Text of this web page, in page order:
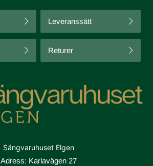
Leveranssätt
Returer
Sängvaruhuset Elgen
Adress: Karlavägen 27